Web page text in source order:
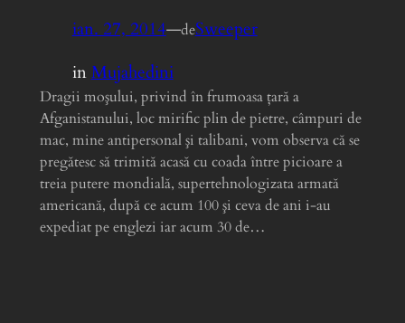
ian. 27, 2014—deSweeper
inMujahedini
Dragii moşului, privind în frumoasa ţară a
Afganistanului, loc mirific plin de pietre, câmpuri de
mac, mine antipersonal şi talibani, vom observa că se
pregătesc să trimită acasă cu coada între picioare a
treia putere mondială, supertehnologizata armată
americană, după ce acum 100 şi ceva de ani i-au
expediat pe englezi iar acum 30 de…